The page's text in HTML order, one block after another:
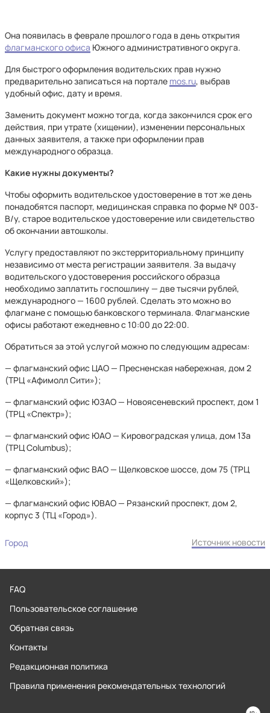
Она появилась в феврале прошлого года в день открытия
флагманского офиса Южного административного округа.
Для быстрого оформления водительских прав нужно
предварительно записаться на портале mos.ru, выбрав
удобный офис, дату и время.
Заменить документ можно тогда, когда закончился срок его
действия, при утрате (хищении), изменении персональных
данных заявителя, а также при оформлении прав
международного образца.
Какие нужны документы?
Чтобы оформить водительское удостоверение в тот же день
понадобятся паспорт, медицинская справка по форме № 003-
В/у, старое водительское удостоверение или свидетельство
об окончании автошколы.
Услугу предоставляют по экстерриториальному принципу
независимо от места регистрации заявителя. За выдачу
водительского удостоверения российского образца
необходимо заплатить госпошлину — две тысячи рублей,
международного — 1600 рублей. Сделать это можно во
флагмане с помощью банковского терминала. Флагманские
офисы работают ежедневно с 10:00 до 22:00.
Обратиться за этой услугой можно по следующим адресам:
— флагманский офис ЦАО — Пресненская набережная, дом 2
(ТРЦ «Афимолл Сити»);
— флагманский офис ЮЗАО — Новоясеневский проспект, дом 1
(ТРЦ «Спектр»);
— флагманский офис ЮАО — Кировоградская улица, дом 13а
(ТРЦ Columbus);
— флагманский офис ВАО — Щелковское шоссе, дом 75 (ТРЦ
«Щелковский»);
— флагманский офис ЮВАО — Рязанский проспект, дом 2,
корпус 3 (ТЦ «Город»).
Город Источник новости
FAQ
Пользовательское соглашение
Обратная связь
Контакты
Редакционная политика
Правила применения рекомендательных технологий